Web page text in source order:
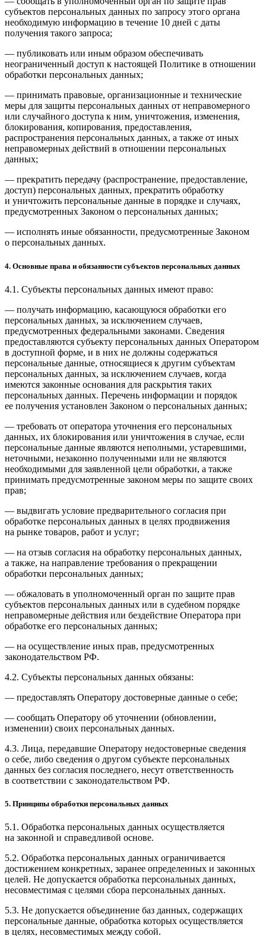
субъектов персональных данных по запросу этого органа
необходимую информацию в течение 10 дней с даты
получения такого запроса;
— публиковать или иным образом обеспечивать
неограниченный доступ к настоящей Политике в отношении
обработки персональных данных;
— принимать правовые, организационные и технические
меры для защиты персональных данных от неправомерного
или случайного доступа к ним, уничтожения, изменения,
блокирования, копирования, предоставления,
распространения персональных данных, а также от иных
неправомерных действий в отношении персональных
данных;
— прекратить передачу (распространение, предоставление,
доступ) персональных данных, прекратить обработку
и уничтожить персональные данные в порядке и случаях,
предусмотренных Законом о персональных данных;
— исполнять иные обязанности, предусмотренные Законом
о персональных данных.
4. Основные права и обязанности субъектов персональных данных
4.1. Субъекты персональных данных имеют право:
— получать информацию, касающуюся обработки его
персональных данных, за исключением случаев,
предусмотренных федеральными законами. Сведения
предоставляются субъекту персональных данных Оператором
в доступной форме, и в них не должны содержаться
персональные данные, относящиеся к другим субъектам
персональных данных, за исключением случаев, когда
имеются законные основания для раскрытия таких
персональных данных. Перечень информации и порядок
ее получения установлен Законом о персональных данных;
— требовать от оператора уточнения его персональных
данных, их блокирования или уничтожения в случае, если
персональные данные являются неполными, устаревшими,
неточными, незаконно полученными или не являются
необходимыми для заявленной цели обработки, а также
принимать предусмотренные законом меры по защите своих
прав;
— выдвигать условие предварительного согласия при
обработке персональных данных в целях продвижения
на рынке товаров, работ и услуг;
— на отзыв согласия на обработку персональных данных,
а также, на направление требования о прекращении
обработки персональных данных;
— обжаловать в уполномоченный орган по защите прав
субъектов персональных данных или в судебном порядке
неправомерные действия или бездействие Оператора при
обработке его персональных данных;
— на осуществление иных прав, предусмотренных
законодательством РФ.
4.2. Субъекты персональных данных обязаны:
— предоставлять Оператору достоверные данные о себе;
— сообщать Оператору об уточнении (обновлении,
изменении) своих персональных данных.
4.3. Лица, передавшие Оператору недостоверные сведения
о себе, либо сведения о другом субъекте персональных
данных без согласия последнего, несут ответственность
в соответствии с законодательством РФ.
5. Принципы обработки персональных данных
5.1. Обработка персональных данных осуществляется
на законной и справедливой основе.
5.2. Обработка персональных данных ограничивается
достижением конкретных, заранее определенных и законных
целей. Не допускается обработка персональных данных,
несовместимая с целями сбора персональных данных.
5.3. Не допускается объединение баз данных, содержащих
персональные данные, обработка которых осуществляется
в целях, несовместимых между собой.